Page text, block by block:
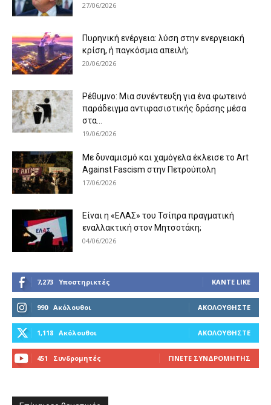
27/06/2026
Πυρηνική ενέργεια: λύση στην ενεργειακή
κρίση, ή παγκόσμια απειλή;
20/06/2026
Ρέθυμνο: Μια συνέντευξη για ένα φωτεινό
παράδειγμα αντιφασιστικής δράσης μέσα
στα...
19/06/2026
Με δυναμισμό και χαμόγελα έκλεισε το Art
Against Fascism στην Πετρούπολη
17/06/2026
Είναι η «ΕΛΑΣ» του Τσίπρα πραγματική
εναλλακτική στον Μητσοτάκη;
04/06/2026
7,273 Υποστηρικτές ΚΆΝΤΕ LIKE
990 Ακόλουθοι ΑΚΟΛΟΥΘΉΣΤΕ
1,118 Ακόλουθοι ΑΚΟΛΟΥΘΉΣΤΕ
451 Συνδρομητές ΓΊΝΕΤΕ ΣΥΝΔΡΟΜΗΤΉΣ